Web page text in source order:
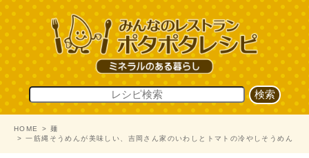
HOME
麺
一筋縄そうめんが美味しい、吉岡さん家のいわしとトマトの冷やしそうめん